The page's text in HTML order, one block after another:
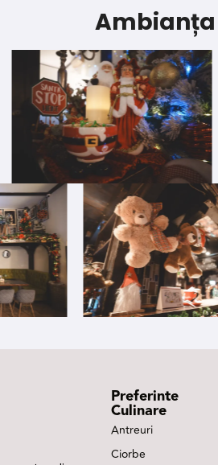
Ambianța
Preferinte
Culinare
Antreuri
Ciorbe